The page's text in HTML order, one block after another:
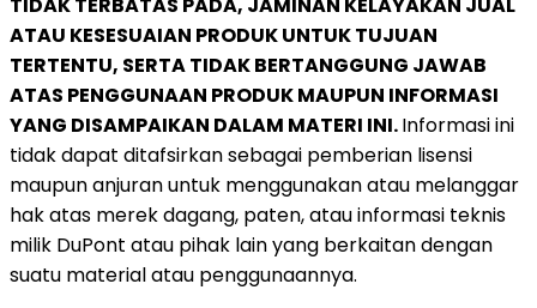
ATAU KESESUAIAN PRODUK UNTUK TUJUAN
TERTENTU, SERTA TIDAK BERTANGGUNG JAWAB
ATAS PENGGUNAAN PRODUK MAUPUN INFORMASI
YANG DISAMPAIKAN DALAM MATERI INI.Informasi ini
tidak dapat ditafsirkan sebagai pemberian lisensi
maupun anjuran untuk menggunakan atau melanggar
hak atas merek dagang, paten, atau informasi teknis
milik DuPont atau pihak lain yang berkaitan dengan
suatu material atau penggunaannya.